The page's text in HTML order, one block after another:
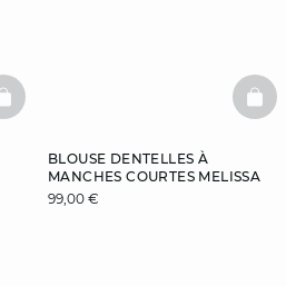
BASKETFULL
BLOUSE DENTELLES À
MANCHES COURTES MELISSA
99,00 €